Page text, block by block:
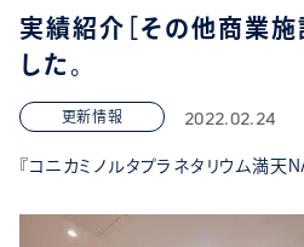
実績紹介［その他商業施
した。
更新情報 2022.02.24
『コニカミノルタプラネタリウム満天